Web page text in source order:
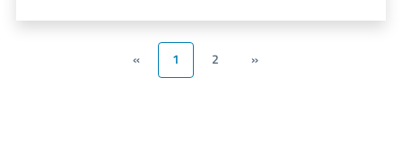
« 1 2 »